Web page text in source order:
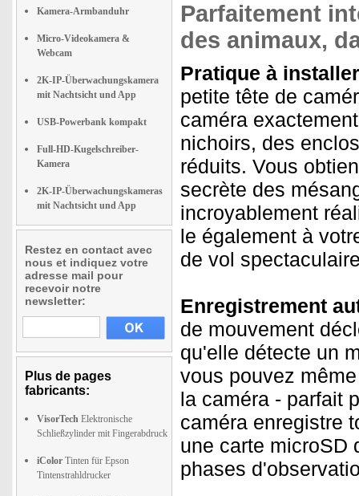
Kamera-Armbanduhr
Micro-Videokamera &
Webcam
2K-IP-Überwachungskamera
mit Nachtsicht und App
USB-Powerbank kompakt
Full-HD-Kugelschreiber-
Kamera
2K-IP-Überwachungskameras
mit Nachtsicht und App
Restez en contact avec
nous et indiquez votre
adresse mail pour
recevoir notre
newsletter:
Plus de pages
fabricants:
VisorTech Elektronische
Schließzylinder mit Fingerabdruck
iColor Tinten für Epson
Tintenstrahldrucker
Parfaitement
des animaux,
Pratique à
petite tête de
caméra
nichoirs, des
réduits. Vous
secrète des
incroyablement
le également à
de vol
Enregistrement
de mouvement
qu'elle détecte un
vous pouvez
la caméra - parfait
caméra enregistre
une carte microSD
phases